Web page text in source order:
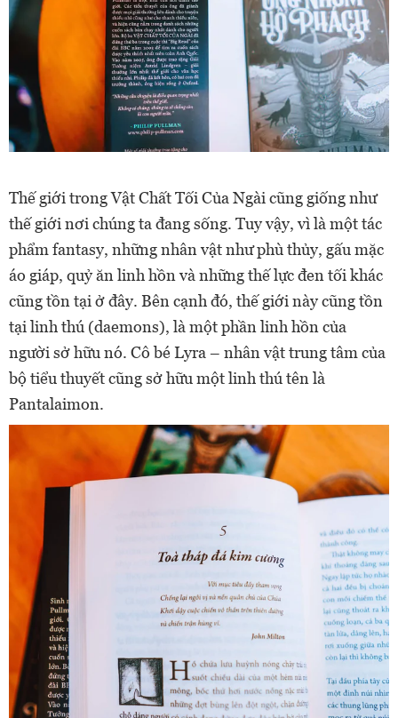
Thế giới trong Vật Chất Tối Của Ngài cũng giống như
thế giới nơi chúng ta đang sống. Tuy vậy, vì là một tác
phẩm fantasy, những nhân vật như phù thủy, gấu mặc
áo giáp, quỷ ăn linh hồn và những thế lực đen tối khác
cũng tồn tại ở đây. Bên cạnh đó, thế giới này cũng tồn
tại linh thú (daemons), là một phần linh hồn của
người sở hữu nó. Cô bé Lyra – nhân vật trung tâm của
bộ tiểu thuyết cũng sở hữu một linh thú tên là
Pantalaimon.